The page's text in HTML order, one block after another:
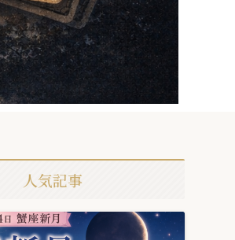
人気記事